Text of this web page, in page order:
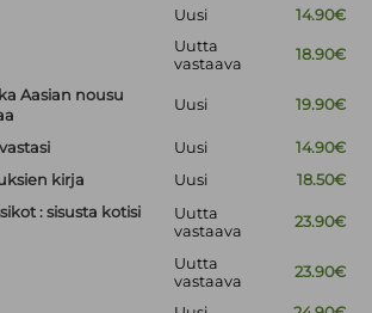
Uusi 14.90€
Uutta
vastaava
18.90€
Aasian nousu
Uusi 19.90€
Uusi
14.90€
kirja
Uusi
18.50€
: sisusta kotisi
Uutta
vastaava
23.90€
Uutta
vastaava
23.90€